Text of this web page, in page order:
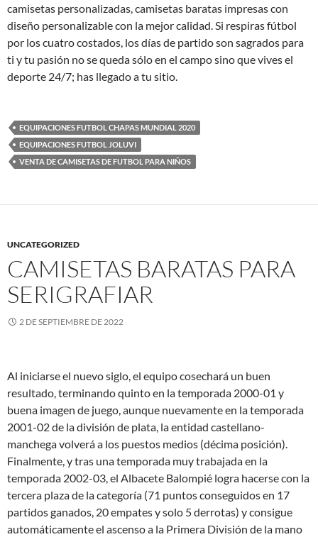
camisetas personalizadas, camisetas baratas impresas con
diseño personalizable con la mejor calidad. Si respiras fútbol
por los cuatro costados, los días de partido son sagrados para
ti y tu pasión no se queda sólo en el campo sino que vives el
deporte 24/7; has llegado a tu sitio.
EQUIPACIONES FUTBOL CHAPAS MUNDIAL 2020
EQUIPACIONES FUTBOL JOLUVI
VENTA DE CAMISETAS DE FUTBOL PARA NIÑOS
UNCATEGORIZED
CAMISETAS BARATAS PARA
SERIGRAFIAR
2 DE SEPTIEMBRE DE 2022
Al iniciarse el nuevo siglo, el equipo cosechará un buen
resultado, terminando quinto en la temporada 2000-01 y
buena imagen de juego, aunque nuevamente en la temporada
2001-02 de la división de plata, la entidad castellano-
manchega volverá a los puestos medios (décima posición).
Finalmente, y tras una temporada muy trabajada en la
temporada 2002-03, el Albacete Balompié logra hacerse con la
tercera plaza de la categoría (71 puntos conseguidos en 17
partidos ganados, 20 empates y solo 5 derrotas) y consigue
automáticamente el ascenso a la Primera División de la mano